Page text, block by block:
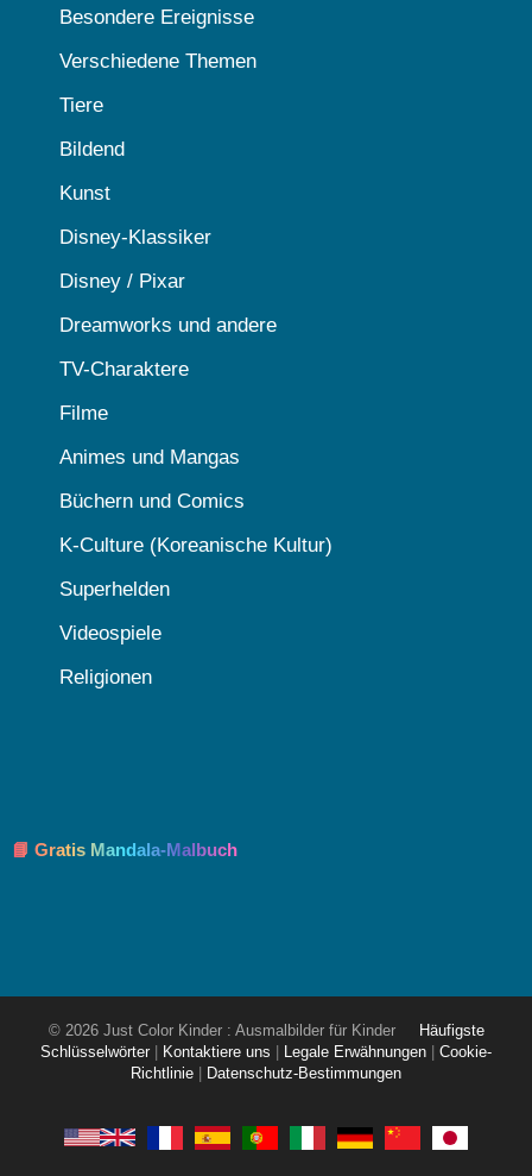
Besondere Ereignisse
Verschiedene Themen
Tiere
Bildend
Kunst
Disney-Klassiker
Disney / Pixar
Dreamworks und andere
TV-Charaktere
Filme
Animes und Mangas
Büchern und Comics
K-Culture (Koreanische Kultur)
Superhelden
Videospiele
Religionen
📘 Gratis Mandala-Malbuch
© 2026 Just Color Kinder : Ausmalbilder für Kinder
Häufigste
Schlüsselwörter
Kontaktiere uns Legale Erwähnungen
Cookie-
Richtlinie
Datenschutz-Bestimmungen